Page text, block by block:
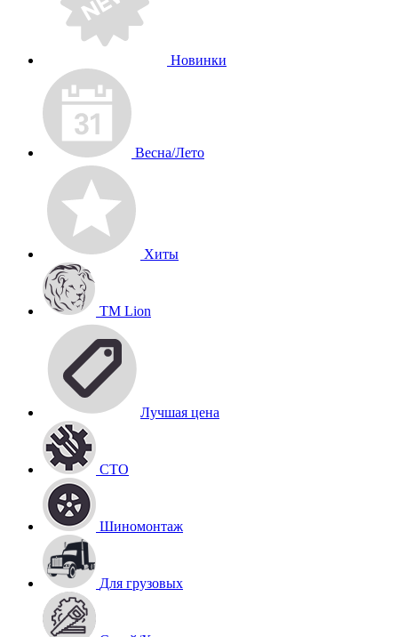
Новинки
Весна/Лето
Хиты
TM Lion
Лучшая цена
СТО
Шиномонтаж
Для грузовых